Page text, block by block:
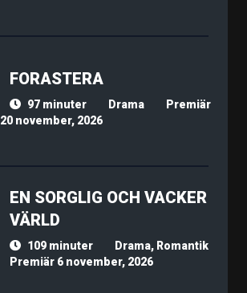
FORASTERA
97 minuter Drama
Premiär
20 november, 2026
EN SORGLIG OCH VACKER
VÄRLD
109 minuter
Drama, Romantik
Premiär 6 november, 2026